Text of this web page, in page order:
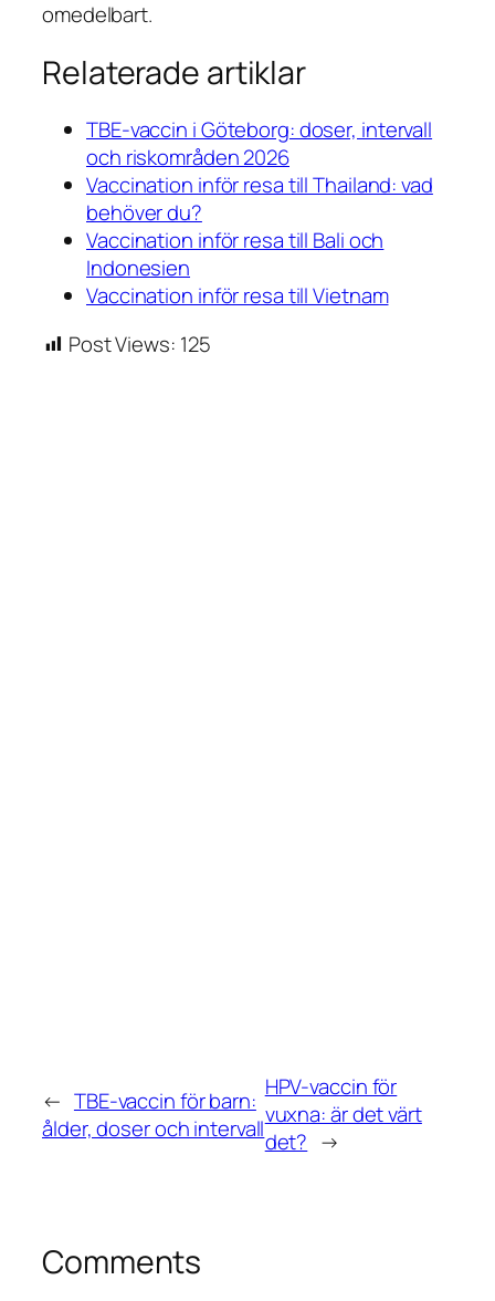
omedelbart.
Relaterade artiklar
TBE-vaccin i Göteborg: doser, intervall
och riskområden 2026
Vaccination inför resa till Thailand: vad
behöver du?
Vaccination inför resa till Bali och
Indonesien
Vaccination inför resa till Vietnam
Post Views: 125
← TBE-vaccin för barn:
ålder, doser och intervall
HPV-vaccin för
vuxna: är det värt
det? →
Comments